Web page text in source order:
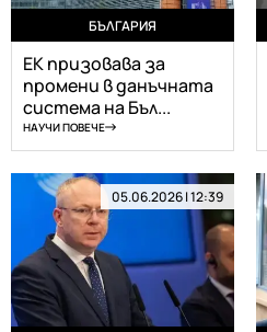
БЪЛГАРИЯ
ЕК призовава за
промени в данъчната
система на Бъл...
НАУЧИ ПОВЕЧЕ
05.06.2026 | 12:39